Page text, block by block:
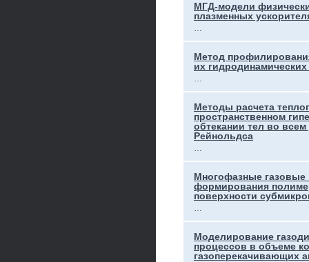
МГД-модели
плазменных
…
Метод
их гидродинамических
…
Методы расчета
пространственном
обтекании тел во
Рейнольдса
…
Многофазные газовые
формирования
поверхности
…
Моделирование
процессов в объеме
газоперекачивающих